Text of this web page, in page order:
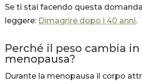
Se ti stai facendo questa
leggere: Dimagrire dopo i 40 anni.
Perché il peso cambia in
menopausa?
Durante la menopausa il corpo